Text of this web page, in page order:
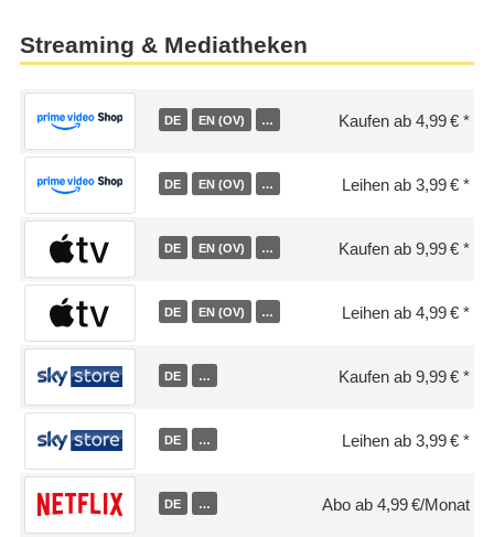
Streaming & Mediatheken
DE EN (OV) … Kaufen ab 4,99 €
DE EN (OV) … Leihen ab 3,99 €
DE EN (OV) … Kaufen ab 9,99 €
DE EN (OV) … Leihen ab 4,99 €
DE … Kaufen ab 9,99 €
DE … Leihen ab 3,99 €
DE … Abo ab 4,99 €/Monat